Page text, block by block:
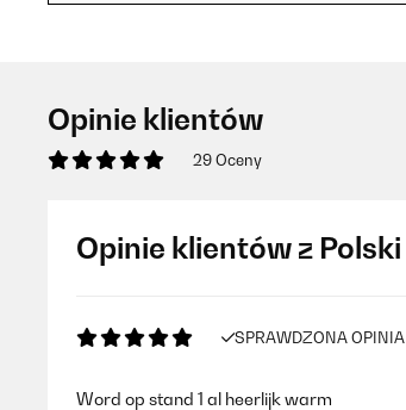
Opinie klientów
29 Oceny
Opinie klientów z Polski
SPRAWDZONA OPINIA
Word op stand 1 al heerlijk warm